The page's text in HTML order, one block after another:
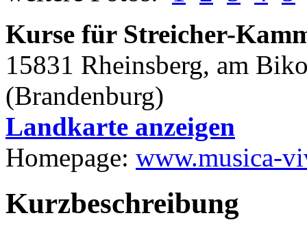
Kurse für Streicher-
15831 Rheinsberg, am
(Brandenburg)
Landkarte anzeigen
Homepage: www.musica-
Kurzbeschreibung